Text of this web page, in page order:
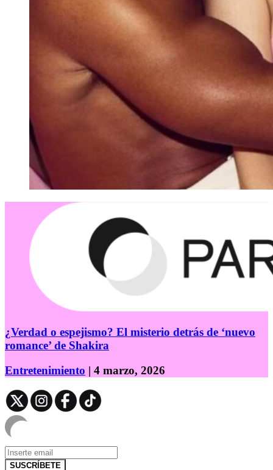
¿Verdad o espejismo? El misterio detrás de ‘nuevo
romance’ de Shakira
Entretenimiento | 4 marzo, 2026
SUSCRÍBETE